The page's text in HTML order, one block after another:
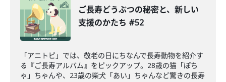
ご長寿どうぶつの秘密と、新しい
支援のかたち #52
「アニトピ」では、敬老の日にちなんで長寿動物を紹介す
る『ご長寿アルバム』をピックアップ。28歳の猫「ぽち
ゃ」ちゃんや、23歳の柴犬「あい」ちゃんなど驚きの長寿